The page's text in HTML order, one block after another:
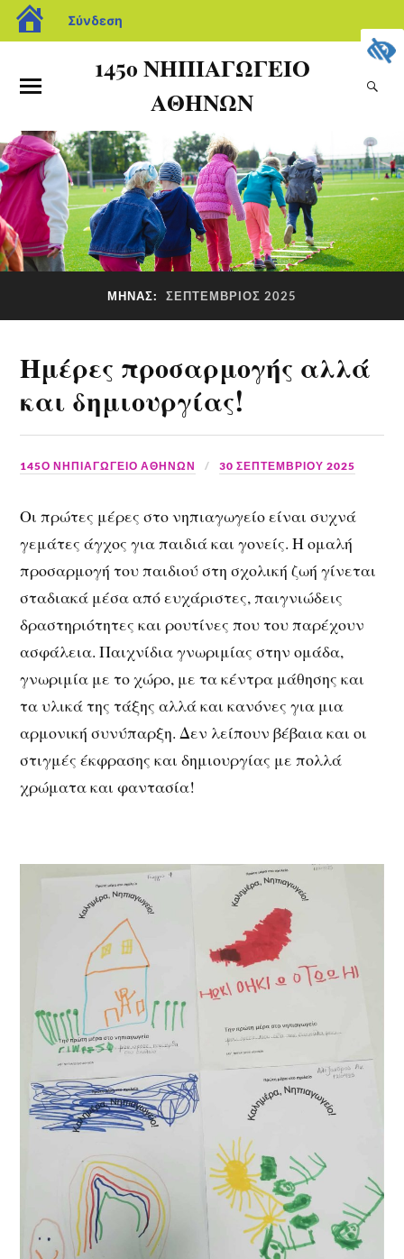
Σύνδεση
145ο ΝΗΠΙΑΓΩΓΕΙΟ
ΑΘΗΝΩΝ
ΜΉΝΑΣ: ΣΕΠΤΈΜΒΡΙΟΣ 2025
Ημέρες προσαρμογής αλλά
και δημιουργίας!
145Ο ΝΗΠΙΑΓΩΓΕΙΟ ΑΘΗΝΩΝ 30 ΣΕΠΤΕΜΒΡΊΟΥ 2025
Οι πρώτες μέρες στο νηπιαγωγείο είναι συχνά
γεμάτες άγχος για παιδιά και γονείς. Η ομαλή
προσαρμογή του παιδιού στη σχολική ζωή γίνεται
σταδιακά μέσα από ευχάριστες, παιγνιώδεις
δραστηριότητες και ρουτίνες που του παρέχουν
ασφάλεια. Παιχνίδια γνωριμίας στην ομάδα,
γνωριμία με το χώρο, με τα κέντρα μάθησης και
τα υλικά της τάξης αλλά και κανόνες για μια
αρμονική συνύπαρξη. Δεν λείπουν βέβαια και οι
στιγμές έκφρασης και δημιουργίας με πολλά
χρώματα και φαντασία!